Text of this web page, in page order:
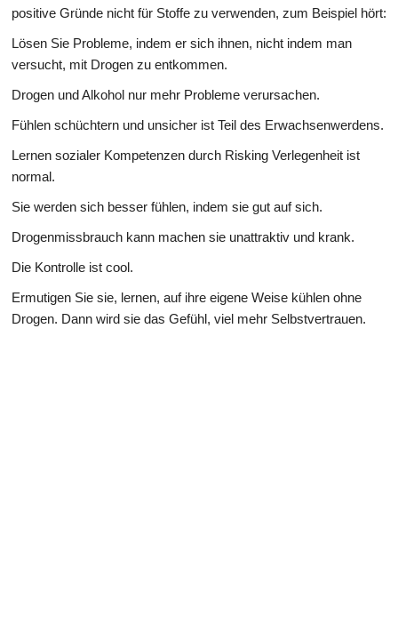
positive Gründe nicht für Stoffe zu verwenden, zum Beispiel hört:
Lösen Sie Probleme, indem er sich ihnen, nicht indem man
versucht, mit Drogen zu entkommen.
Drogen und Alkohol nur mehr Probleme verursachen.
Fühlen schüchtern und unsicher ist Teil des Erwachsenwerdens.
Lernen sozialer Kompetenzen durch Risking Verlegenheit ist
normal.
Sie werden sich besser fühlen, indem sie gut auf sich.
Drogenmissbrauch kann machen sie unattraktiv und krank.
Die Kontrolle ist cool.
Ermutigen Sie sie, lernen, auf ihre eigene Weise kühlen ohne
Drogen. Dann wird sie das Gefühl, viel mehr Selbstvertrauen.